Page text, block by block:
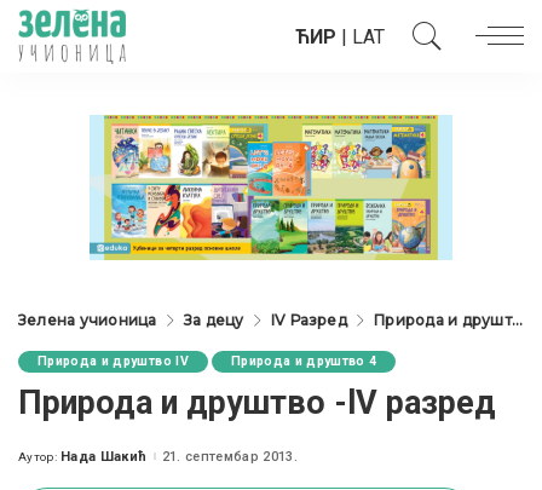
ЋИР | LAT
Зелена учионица За децу IV Разред Природа и друштво IV
Природа и друштво IV Природа и друштво 4
Природа и друштво -lV разред
Posted
Аутор: Нада Шакић 21. септембар 2013.